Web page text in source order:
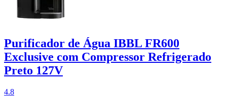
Purificador de Água IBBL FR600
Exclusive com Compressor Refrigerado
Preto 127V
4.8